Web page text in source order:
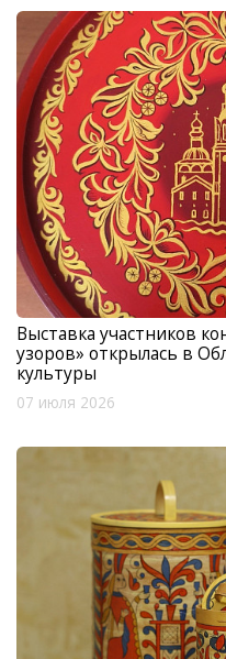
Выставка участников
узоров» открылась в
культуры
07 июля 2026